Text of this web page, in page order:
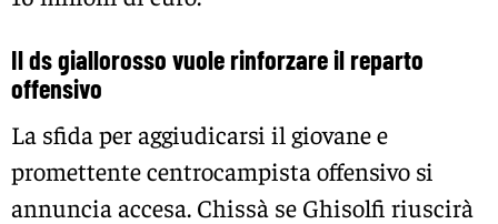
Il ds giallorosso vuole rinforzare il reparto
offensivo
La sfida per aggiudicarsi il giovane e
promettente centrocampista offensivo si
annuncia accesa. Chissà se Ghisolfi riuscirà